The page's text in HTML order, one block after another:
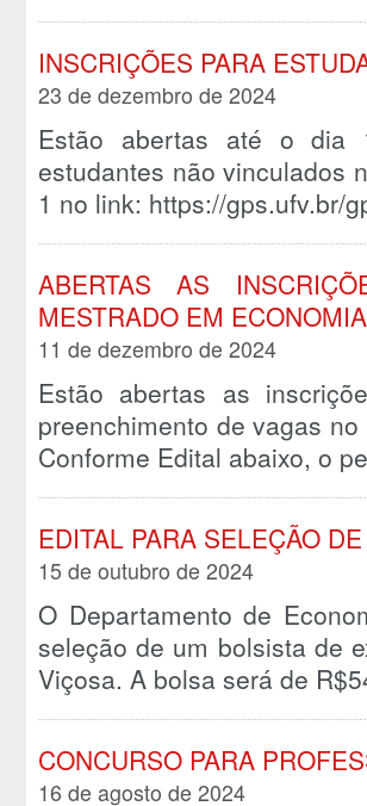
INSCRIÇÕES PARA
23 de dezembro de 2024
Estão abertas até o dia
estudantes não vinculados
1 no link: https://
ABERTAS AS
MESTRADO EM
11 de dezembro de 2024
Estão abertas as
preenchimento de vagas
Conforme Edital abaixo, o
EDITAL PARA SELEÇÃO
15 de outubro de 2024
O Departamento de
seleção de um bolsista de
Viçosa. A bolsa será de
CONCURSO PARA
16 de agosto de 2024